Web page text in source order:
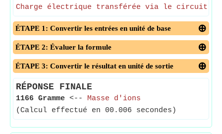
Charge électrique transférée via le circuit
ÉTAPE 1: Convertir les entrées en unité de base
ÉTAPE 2: Évaluer la formule
ÉTAPE 3: Convertir le résultat en unité de sortie
RÉPONSE FINALE
1166 Gramme <-- Masse d'ions
(Calcul effectué en 00.006 secondes)